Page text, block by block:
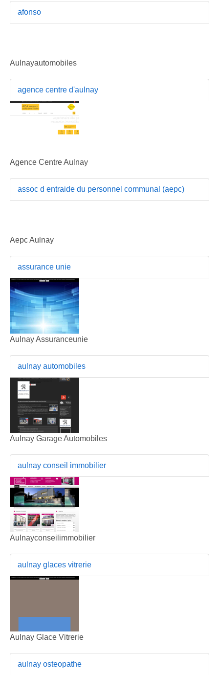
afonso
Aulnayautomobiles
agence centre d'aulnay
Agence Centre Aulnay
assoc d entraide du personnel communal (aepc)
Aepc Aulnay
assurance unie
Aulnay Assuranceunie
aulnay automobiles
Aulnay Garage Automobiles
aulnay conseil immobilier
Aulnayconseilimmobilier
aulnay glaces vitrerie
Aulnay Glace Vitrerie
aulnay osteopathe